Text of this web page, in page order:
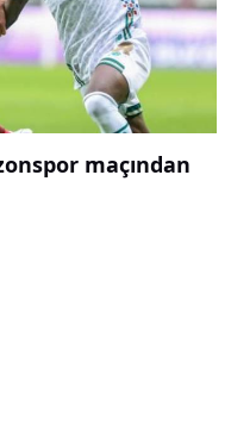
maçından